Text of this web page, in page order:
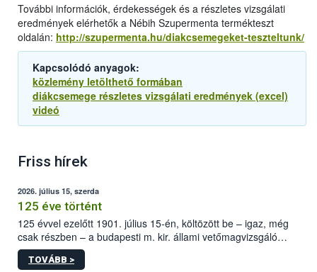
További információk, érdekességek és a részletes vizsgálati
eredmények elérhetők a Nébih Szupermenta termékteszt
oldalán: http://szupermenta.hu/diakcsemegeket-teszteltunk/
Kapcsolódó anyagok:
közlemény letölthető formában
diákcsemege részletes vizsgálati eredmények (excel)
videó
Friss hírek
2026. július 15, szerda
125 éve történt
125 évvel ezelőtt 1901. július 15-én, költözött be – igaz, még
csak részben – a budapesti m. kir. állami vetőmagvizsgáló
állomás a Kis Rókus utca 15. szám alatti, Czigler Győző által
tervezett új épületébe.
TOVÁBB >